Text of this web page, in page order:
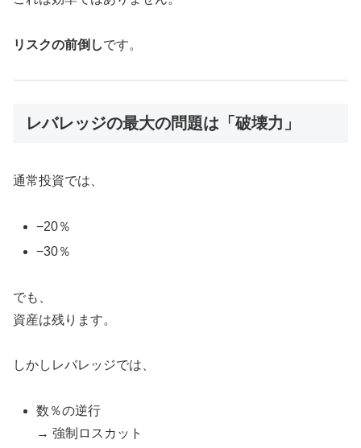
リスクの前倒しです。
レバレッジの最大の問題は「破壊力」
通常投資では、
−20％
−30％
でも、
資産は残ります。
しかしレバレッジでは、
数％の逆行
→ 強制ロスカット